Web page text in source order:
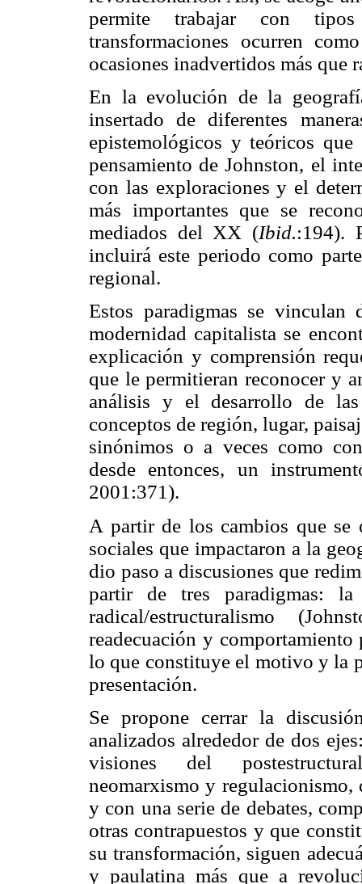
permite trabajar con
transformaciones ocurren
ocasiones inadvertidos más que
En la evolución de la
insertado de diferentes
epistemológicos y teóricos
pensamiento de Johnston, el
con las exploraciones y el
más importantes que se
mediados del XX (Ibid.:194).
incluirá este periodo como
regional.
Estos paradigmas se
modernidad capitalista se
explicación y comprensión
que le permitieran reconocer y
análisis y el desarrollo de
conceptos de región, lugar,
sinónimos o a veces como
desde entonces, un
2001:371).
A partir de los cambios que se
sociales que impactaron a la
dio paso a discusiones que
partir de tres paradigmas:
radical/estructuralismo
readecuación y
lo que constituye el motivo y la
presentación.
Se propone cerrar la
analizados alrededor de dos
visiones del
neomarxismo y regulacionismo,
y con una serie de debates,
otras contrapuestos y que
su transformación, siguen
y paulatina más que a